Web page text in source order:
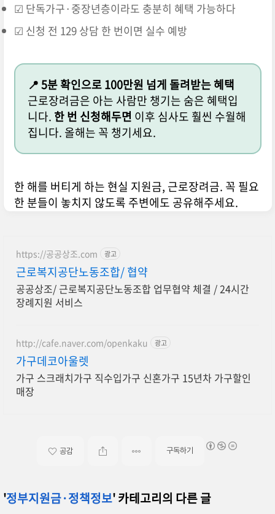
☑ 단독가구·중장년층이라도 충분히 혜택 가능하다
☑ 신청 전 129 상담 한 번이면 실수 예방
📍 5분 확인으로 100만원 넘게 돌려받는 혜택
근로장려금은 아는 사람만 챙기는 숨은 혜택입
니다. 한 번 신청해두면 이후 심사도 훨씬 수월해
집니다. 올해는 꼭 챙기세요.
한 해를 버티게 하는 현실 지원금, 근로장려금. 꼭 필요
한 분들이 놓치지 않도록 주변에도 공유해주세요.
https://공공상조.com 광고
근로복지공단노동조합/ 협약
공공상조/ 근로복지공단노동조합 업무협약 체결 / 24시간
장례지원 서비스
http://cafe.naver.com/openkaku 광고
가구데코아울렛
가구 스크래치가구 직수입가구 신혼가구 15년차 가구할인
매장
공감 구독하기
'정부지원금·정책정보' 카테고리의 다른 글